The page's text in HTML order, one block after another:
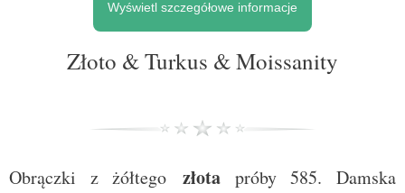
Wyświetl szczegółowe informacje
Złoto & Turkus & Moissanity
Obrączki z żółtego złota próby 585. Damska